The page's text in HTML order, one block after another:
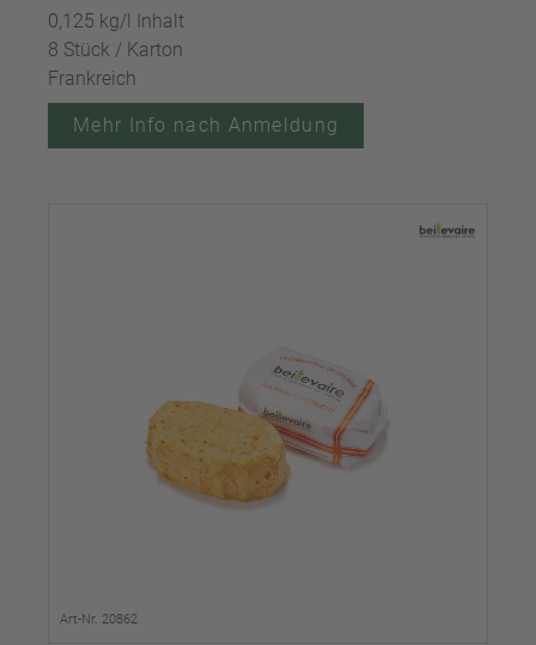
0,125 kg/l Inhalt
8 Stück / Karton
Frankreich
Mehr Info nach Anmeldung
Art-Nr. 20862